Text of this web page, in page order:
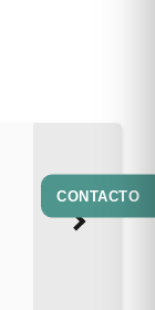
CONTACTO